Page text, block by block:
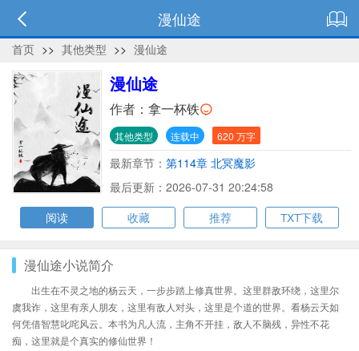
漫仙途
首页 >> 其他类型 >> 漫仙途
漫仙途
作者： 拿一杯铁
其他类型 连载中 620 万字
最新章节： 第114章 北冥魔影
最后更新：2026-07-31 20:24:58
阅读
收藏 推荐 TXT下载
漫仙途小说简介
出生在不灵之地的杨云天，一步步踏上修真世界。这里群敌环绕，这里尔
虞我诈，这里有亲人朋友，这里有敌人对头，这里是个道的世界。看杨云天如
何凭借智慧叱咤风云。本书为凡人流，主角不开挂，敌人不脑残，异性不花
痴，这里就是个真实的修仙世界！